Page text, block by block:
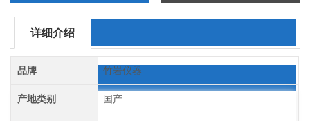
详细介绍
品牌 竹岩仪器
产地类别 国产